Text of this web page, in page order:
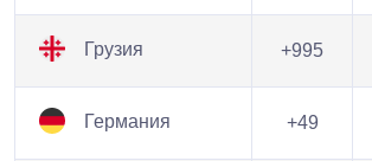
Грузия +995
Германия +49